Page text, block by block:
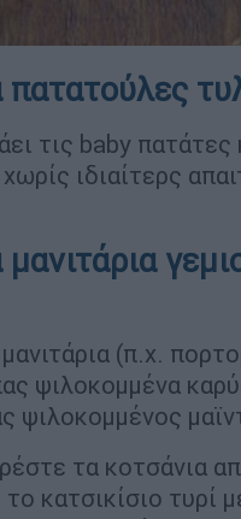
πατατούλες
τις baby
ιδιαίτερς
(π.χ.
ψιλοκομμένα
ψιλοκομμένος
τα κοτσάνια
κατσικίσιο τυρί